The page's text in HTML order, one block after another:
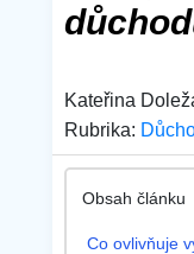
Kateřina
Rubrika:
Co ovlivňuje